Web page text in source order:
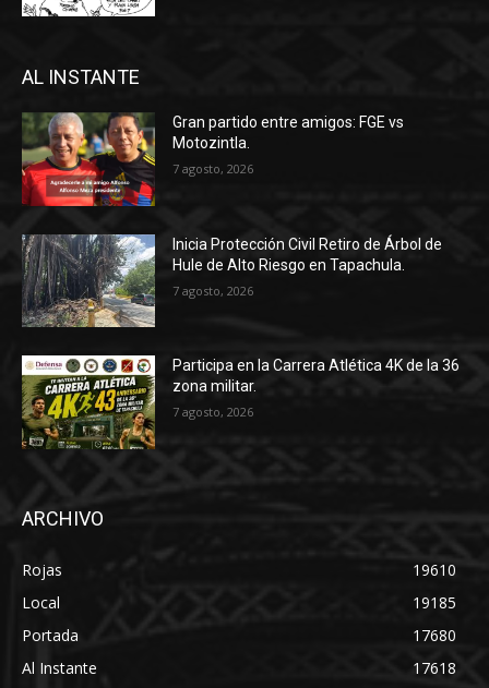
AL INSTANTE
Gran partido entre amigos: FGE vs
Motozintla.
7 agosto, 2026
Inicia Protección Civil Retiro de Árbol de
Hule de Alto Riesgo en Tapachula.
7 agosto, 2026
Participa en la Carrera Atlética 4K de la 36
zona militar.
7 agosto, 2026
ARCHIVO
Rojas
19610
Local
19185
Portada
17680
Al Instante
17618